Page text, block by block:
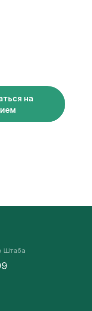
на
Штаба